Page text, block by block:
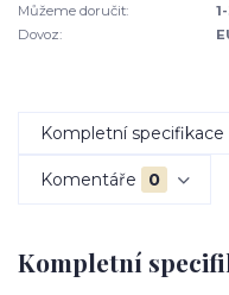
Můžeme doručit:
Dovoz:
Kompletní specifikace
Komentáře 0
Kompletní